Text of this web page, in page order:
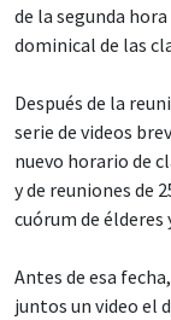
de la segunda
dominical de las
Después de la
serie de videos
nuevo horario de
y de reuniones de
cuórum de élderes
Antes de esa
juntos un video el